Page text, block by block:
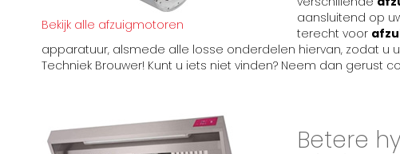
Bekijk alle afzuigmotoren
aansluitend op
terecht voor
apparatuur, alsmede alle losse onderdelen hiervan, zodat u
Techniek Brouwer! Kunt u iets niet vinden? Neem dan gerust
Betere